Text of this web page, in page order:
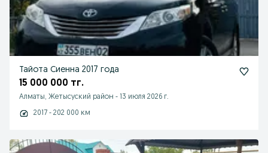
Тайота Сиенна 2017 года
15 000 000 тг.
Алматы, Жетысуский район - 13 июля 2026 г.
2017 - 202 000 км